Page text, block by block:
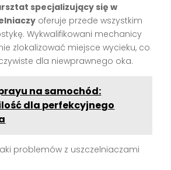
specjalizujący się w
oferuje przede wszystkim
Wykwalifikowani mechanicy
zlokalizować miejsce wycieku, co
dla niewprawnego oka.
na samochód:
dla perfekcyjnego
problemów z uszczelniaczami